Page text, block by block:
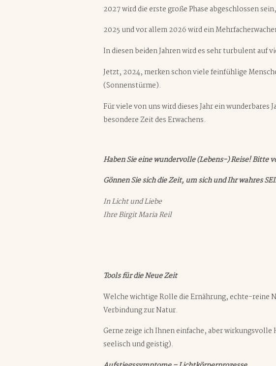
2027 wird die erste große Phase abgeschlossen
2025 und vor allem 2026 wird ein
In diesen beiden Jahren wird es sehr turbulent auf
Jetzt, 2024, merken schon viele feinfühlige
(Sonnenstürme).
Für viele von uns wird dieses Jahr ein
besondere Zeit des Erwachens.
Haben Sie eine wundervolle (Lebens-) Reise! Bitte
Gönnen Sie sich die Zeit, um sich und Ihr wahres
In Licht und Liebe
Ihre Birgit Maria Reil
Tools für die Neue Zeit
Welche wichtige Rolle die Ernährung, echte-reine
Verbindung zur Natur.
Gerne zeige ich Ihnen einfache, aber
seelisch und geistig).